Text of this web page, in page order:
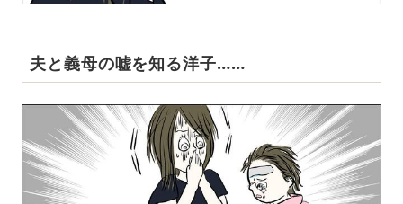
夫と義母の嘘を知る洋子……